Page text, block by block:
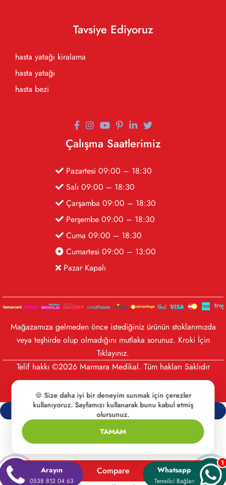
Tavsiye Ediyoruz
hasta yatağı kiralama
hasta yatağı
hasta bezi
Çalışma Saatlerimiz
Pazartesi 09:00 – 18:30
Salı 09:00 – 18:30
Çarşamba 09:00 – 18:30
Perşembe 09:00 – 18:30
Cuma 09:00 – 18:30
Cumartesi 09:00 – 13:00
Pazar Kapalı
Mağazamıza gelmeden önce istediğiniz ürünün stoklarımızda
veya teşhirde olup olmadığını mutlaka sorunuz. Kroki İçin
Tıklayınız.
Telif hakkı ©2026 Marmara Medikal. Tüm hakları Saklıdır
Arayın
0538 812 04 63
Whatsapp
Temsilci Bağlan
1
🍪 Size daha iyi bir deneyim sunmak için çerezler
kullanıyoruz. Sayfamızı kullanarak bunu kabul etmiş
olursunuz.
TAMAM
Compare (0)
Compare